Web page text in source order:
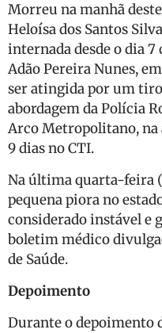
Morreu na manhã
Heloísa dos Santos
internada desde o dia
Adão Pereira Nunes,
ser atingida por um
abordagem da Polícia
Arco Metropolitano, na
9 dias no CTI.
Na última quarta-feira
pequena piora no
considerado instável e
boletim médico
de Saúde.
Depoimento
Durante o depoimento